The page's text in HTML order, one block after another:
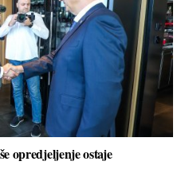
opredjeljenje ostaje